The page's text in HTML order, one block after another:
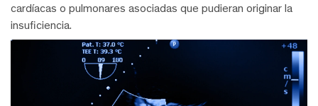
cardíacas o pulmonares asociadas que pudieran originar la
insuficiencia.